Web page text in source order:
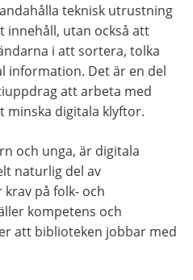
teknisk utrustning
innehåll, utan också att
i att sortera, tolka
information. Det är en del
att arbeta med
minska digitala klyftor.
och unga, är digitala
naturlig del av
på folk- och
kompetens och
att biblioteken jobbar med